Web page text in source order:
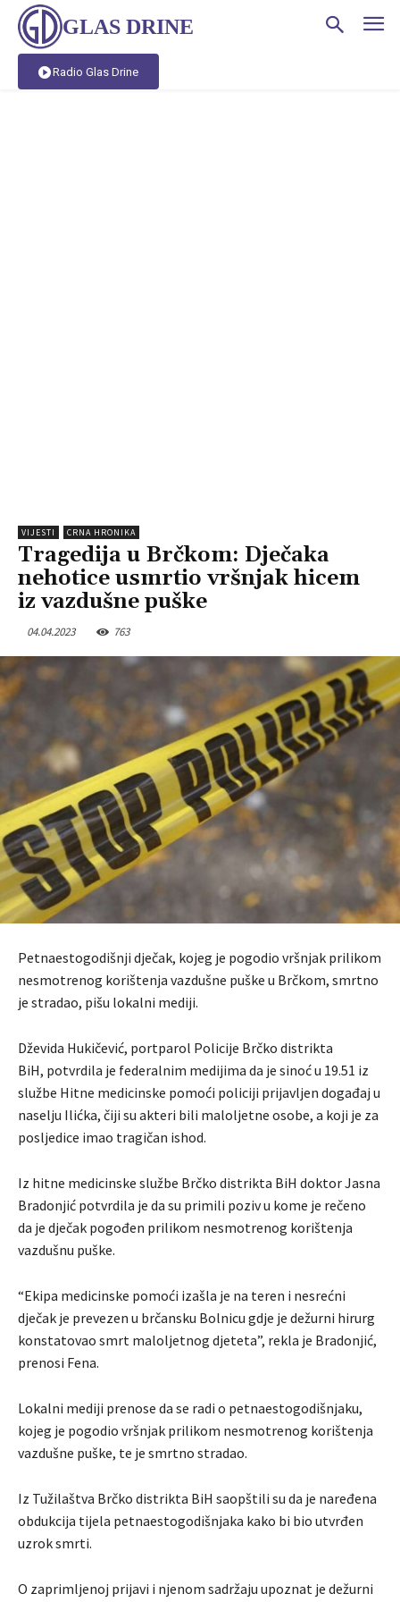
GLAS DRINE
Radio Glas Drine
VIJESTI CRNA HRONIKA
Tragedija u Brčkom: Dječaka
nehotice usmrtio vršnjak hicem
iz vazdušne puške
04.04.2023 763
Petnaestogodišnji dječak, kojeg je pogodio vršnjak prilikom
nesmotrenog korištenja vazdušne puške u Brčkom, smrtno
je stradao, pišu lokalni mediji.
Dževida Hukičević, portparol Policije Brčko distrikta
BiH, potvrdila je federalnim medijima da je sinoć u 19.51 iz
službe Hitne medicinske pomoći policiji prijavljen događaj u
naselju Ilićka, čiji su akteri bili maloljetne osobe, a koji je za
posljedice imao tragičan ishod.
Iz hitne medicinske službe Brčko distrikta BiH doktor Jasna
Bradonjić potvrdila je da su primili poziv u kome je rečeno
da je dječak pogođen prilikom nesmotrenog korištenja
vazdušnu puške.
“Ekipa medicinske pomoći izašla je na teren i nesrećni
dječak je prevezen u brčansku Bolnicu gdje je dežurni hirurg
konstatovao smrt maloljetnog djeteta”, rekla je Bradonjić,
prenosi Fena.
Lokalni mediji prenose da se radi o petnaestogodišnjaku,
kojeg je pogodio vršnjak prilikom nesmotrenog korištenja
vazdušne puške, te je smrtno stradao.
Iz Tužilaštva Brčko distrikta BiH saopštili su da je naređena
obdukcija tijela petnaestogodišnjaka kako bi bio utvrđen
uzrok smrti.
O zaprimljenoj prijavi i njenom sadržaju upoznat je dežurni